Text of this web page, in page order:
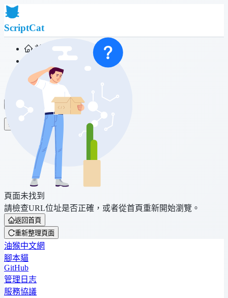
ScriptCat
首頁
腳本列表
瀏覽器擴充功能
頁面未找到
請檢查URL位址是否正確，或者從首頁重新開始瀏覽。
返回首頁
重新整理頁面
油猴中文網
腳本貓
GitHub
管理日志
服務協議